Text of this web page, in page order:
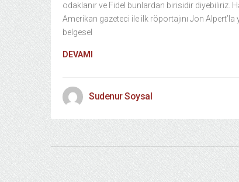
odaklanır ve Fidel bunlardan birisidir diyebiliriz.
Amerikan gazeteci ile ilk röportajını Jon Alpert’la
belgesel
DEVAMI
Sudenur Soysal